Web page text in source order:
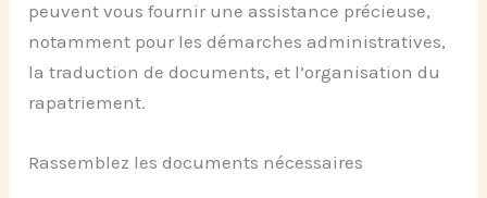
peuvent vous fournir une assistance précieuse,
notamment pour les démarches administratives,
la traduction de documents, et l’organisation du
rapatriement.
Rassemblez les documents nécessaires